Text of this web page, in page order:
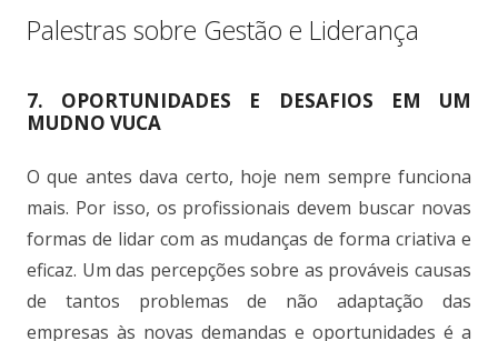
Palestras sobre Gestão e Liderança
7. OPORTUNIDADES E DESAFIOS EM UM
MUDNO VUCA
O que antes dava certo, hoje nem sempre funciona
mais. Por isso, os profissionais devem buscar novas
formas de lidar com as mudanças de forma criativa e
eficaz. Um das percepções sobre as prováveis causas
de tantos problemas de não adaptação das
empresas às novas demandas e oportunidades é a